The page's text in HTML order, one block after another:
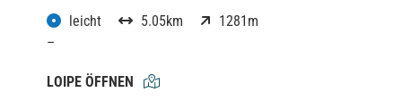
leicht
5.05km
1281m
–
LOIPE ÖFFNEN